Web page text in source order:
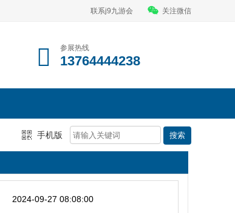
联系j9九游会 关注微信
参展热线
13764444238
手机版
2024-09-27 08:08:00